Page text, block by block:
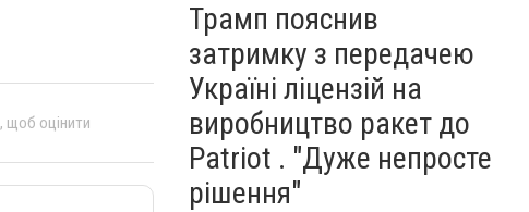
, щоб оцінити
Трамп пояснив
затримку з передачею
Україні ліцензій на
виробництво ракет до
Patriot . "Дуже непросте
рішення"